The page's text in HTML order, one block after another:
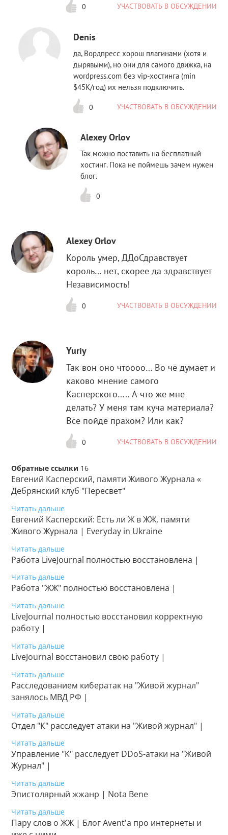
0 УЧАСТВОВАТЬ В ОБСУЖДЕНИИ
Denis
да, Вордпресс хорош плагинами (хотя и
дырявыми), но они для самого движка, на
wordpress.com без vip-хостинга (min
$45K/год) их нельзя подключить.
0 УЧАСТВОВАТЬ В ОБСУЖДЕНИИ
Alexey Orlov
Так можно поставить на бесплатный
хостинг. Пока не поймешь зачем нужен
блог.
0
Alexey Orlov
Король умер, ДДоСдравствует
король… нет, скорее да здравствует
Независимость!
0 УЧАСТВОВАТЬ В ОБСУЖДЕНИИ
Yuriy
Так вон оно чтоооо… Во чё думает и
каково мнение самого
Касперского….. А что же мне
делать? У меня там куча материала?
Всё пойдё прахом? Или как?
0 УЧАСТВОВАТЬ В ОБСУЖДЕНИИ
Обратные ссылки 16
Евгений Касперский, памяти Живого Журнала «
Дебрянский клуб "Пересвет"
Читать дальше
Евгений Касперский: Есть ли Ж в ЖЖ, памяти
Живого Журнала | Everyday in Ukraine
Читать дальше
Работа LiveJournal полностью восстановлена |
Читать дальше
Работа "ЖЖ" полностью восстановлена |
Читать дальше
LiveJournal полностью восстановил корректную
работу |
Читать дальше
LiveJournal восстановил свою работу |
Читать дальше
Расследованием кибератак на "Живой журнал"
занялось МВД РФ |
Читать дальше
Отдел "К" расследует атаки на "Живой журнал" |
Читать дальше
Управление "К" расследует DDoS-атаки на "Живой
Журнал" |
Читать дальше
Эпистолярный жжанр | Nota Bene
Читать дальше
Пару слов о ЖЖ | Блог Avent'а про интернеты и